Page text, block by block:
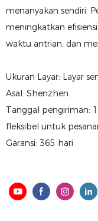
menanyakan sendiri.
meningkatkan
waktu antrian, dan
Ukuran Layar: Layar
Asal: Shenzhen
Tanggal pengiriman:
fleksibel untuk
Garansi: 365 hari